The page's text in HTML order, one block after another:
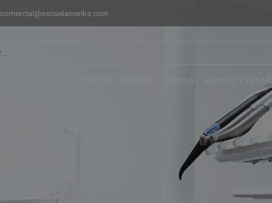
comercial@escuelainenka.com
EMPLEO Y